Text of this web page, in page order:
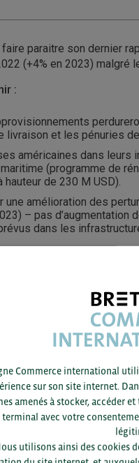
faire paraitre son dernier
(+4% en 2023) malgré
:
livraison et les pénuries
américaines dans leurs
(programme de
de 230 M USD).
une amélioration des
– pas
dans les
constate pas de
Français devrait
Mds EUR en 2021).
pour 2022
de transports (+3 Mds
(+2,9 Mds
Mds EUR),
(+2,3 Mds EUR)
équipements (+2 Mds
Commerce international
sur son site internet.
amenés à stocker, accéder
avec votre
utilisons ainsi des cookies